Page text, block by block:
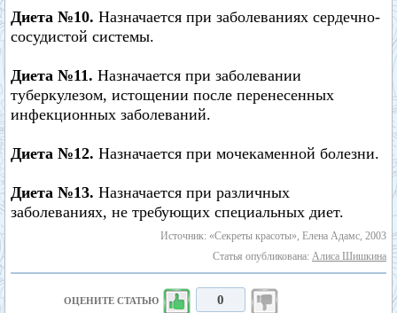
Диета №10. Назначается при заболеваниях сердечно-
сосудистой системы.
Диета №11. Назначается при заболевании
туберкулезом, истощении после перенесенных
инфекционных заболеваний.
Диета №12. Назначается при мочекаменной болезни.
Диета №13. Назначается при различных
заболеваниях, не требующих специальных диет.
Источник: «Секреты красоты», Елена Адамс, 2003
Статья опубликована: Алиса Шишкина
ОЦЕНИТЕ СТАТЬЮ 0